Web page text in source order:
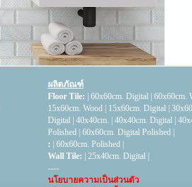
ผลิตภัณฑ์
Floor Tile:
60x60cm. Digital| 60x60cm.
15x60cm. Wood| 15x60cm. Digital|
Digital| 40x40cm. 40x40cm. Digital|
Polished| 60x60cm. Digital Polished|
:
60x60cm. Polished|
Wall Tile:
25x40cm. Digital|
----
นโยบายความเป็นส่วนตัว